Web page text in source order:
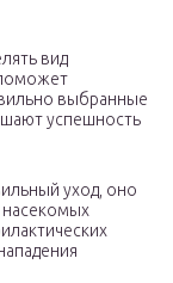
вид
выбранные
успешность
уход, оно
насекомых